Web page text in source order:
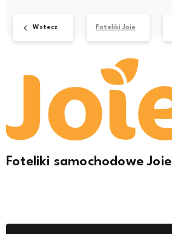
Wstecz Foteliki Joie
Foteliki samochodowe Joie